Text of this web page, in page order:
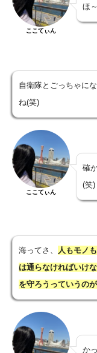
ここてぃん
ほ
自衛隊とごっちゃに
ね(笑)
ここてぃん
確
(笑)
海ってさ、 人もモノ
は通らなければいけ
を守ろう っていうの
か